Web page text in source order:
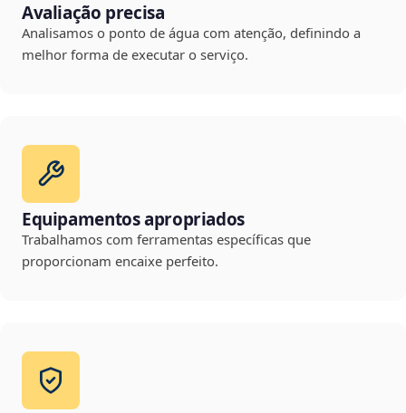
Avaliação precisa
Analisamos o ponto de água com atenção, definindo a
melhor forma de executar o serviço.
Equipamentos apropriados
Trabalhamos com ferramentas específicas que
proporcionam encaixe perfeito.